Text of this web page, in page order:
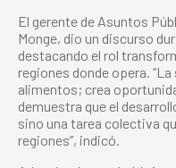
El gerente de Asuntos
Monge, dio un discurso
destacando el rol
regiones donde opera.
alimentos; crea
demuestra que el
sino una tarea colectiva
regiones”, indicó.